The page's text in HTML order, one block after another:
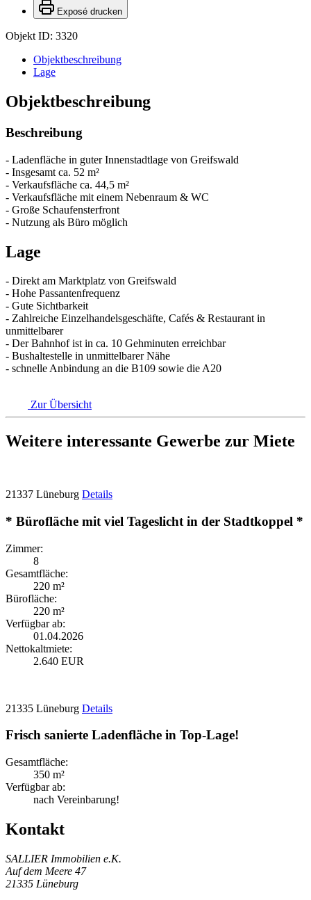
Exposé drucken
Objekt ID: 3320
Objekt­beschreibung
Lage
Objekt­beschreibung
Beschreibung
- Ladenfläche in guter Innenstadtlage von Greifswald
- Insgesamt ca. 52 m²
- Verkaufsfläche ca. 44,5 m²
- Verkaufsfläche mit einem Nebenraum & WC
- Große Schaufensterfront
- Nutzung als Büro möglich
Lage
- Direkt am Marktplatz von Greifswald
- Hohe Passantenfrequenz
- Gute Sichtbarkeit
- Zahlreiche Einzelhandelsgeschäfte, Cafés & Restaurant in
unmittelbarer
- Der Bahnhof ist in ca. 10 Gehminuten erreichbar
- Bushaltestelle in unmittelbarer Nähe
- schnelle Anbindung an die B109 sowie die A20
Zur Übersicht
Weitere interessante Gewerbe zur Miete
21337 Lüneburg Details
* Bürofläche mit viel Tageslicht in der Stadtkoppel *
Zimmer:
8
Gesamtfläche:
220 m²
Bürofläche:
220 m²
Verfügbar ab:
01.04.2026
Nettokaltmiete:
2.640 EUR
21335 Lüneburg Details
Frisch sanierte Ladenfläche in Top-Lage!
Gesamtfläche:
350 m²
Verfügbar ab:
nach Vereinbarung!
Kontakt
SALLIER Immobilien e.K.
Auf dem Meere 47
21335 Lüneburg